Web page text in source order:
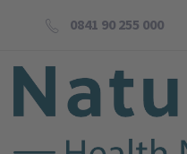
0841 90 255 000